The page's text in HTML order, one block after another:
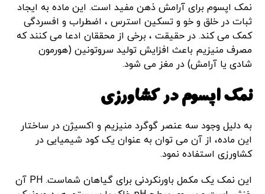
نمک اپسوم برای آرامش ذهن مفید است. این ماده به ایجاد
ثبات در خلق و خو و تسکین استرس ، اضطراب و افسردگی
کمک می کند. در حقیقت ، برخی از محققان ادعا می کنند که
مصرف منیزیم باعث افزایش تولید سروتونین (هورمون
شادی یا آرامش) در مغز می شود.
نمک اپسوم در کشاورزی
به دلیل وجود سه عنصر گوگرد منیزیم و اکسیژن در ساختار
این ماده، از آن می توان به عنوان یک کود شیمیایی در
کشاورزی استفاده نمود.
این نمک یک مکمل باورنکردنی برای گیاهان شماست. PH آن